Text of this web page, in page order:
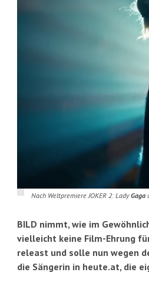
Nach Weltpremiere JOKER 2: LadyGaga
BILD nimmt, wie im
vielleicht keine Film-Ehrung
releast und solle nun wegen
die Sängerin in heute.at, die